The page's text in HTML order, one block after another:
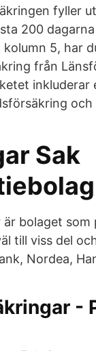
fyller
200
5, har
från
inkluderar
och
Sak
bolaget
till viss del
Nordea,
-